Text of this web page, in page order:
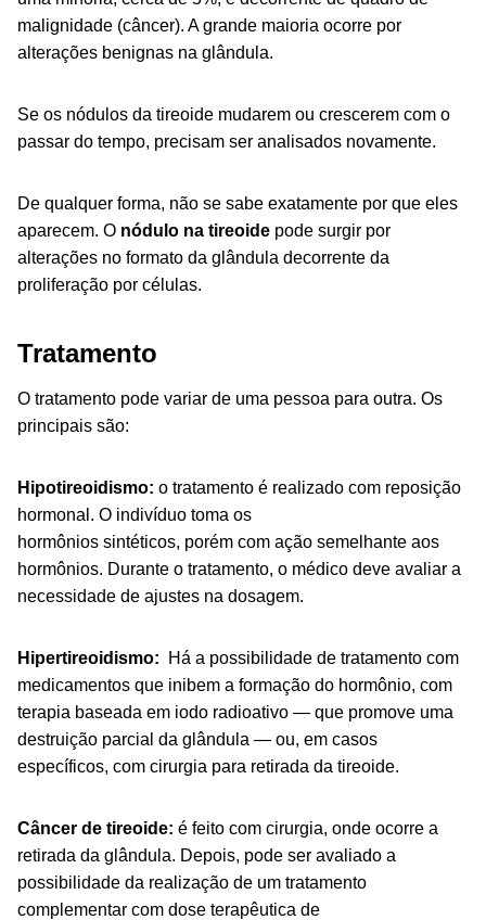
malignidade (câncer). A grande maioria ocorre por
alterações benignas na glândula.
Se os nódulos da tireoide mudarem ou crescerem com o
passar do tempo, precisam ser analisados novamente.
De qualquer forma, não se sabe exatamente por que eles
aparecem. O nódulo na tireoide pode surgir por
alterações no formato da glândula decorrente da
proliferação por células.
Tratamento
O tratamento pode variar de uma pessoa para outra. Os
principais são:
Hipotireoidismo: o tratamento é realizado com reposição
hormonal. O indivíduo toma os
hormônios sintéticos, porém com ação semelhante aos
hormônios. Durante o tratamento, o médico deve avaliar a
necessidade de ajustes na dosagem.
Hipertireoidismo:
Há a possibilidade de tratamento com
medicamentos que inibem a formação do hormônio, com
terapia baseada em iodo radioativo — que promove uma
destruição parcial da glândula — ou, em casos
específicos, com cirurgia para retirada da tireoide.
Câncer de tireoide: é feito com cirurgia, onde ocorre a
retirada da glândula. Depois, pode ser avaliado a
possibilidade da realização de um tratamento
complementar com dose terapêutica de